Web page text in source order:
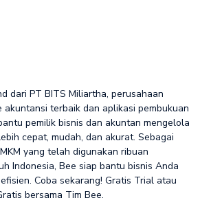
dari PT BITS Miliartha, perusahaan
terbaik dan aplikasi pembukuan
pemilik bisnis dan akuntan mengelola
cepat, mudah, dan akurat. Sebagai
yang telah digunakan ribuan
Indonesia, Bee siap bantu bisnis Anda
Coba sekarang! Gratis Trial atau
bersama Tim Bee.